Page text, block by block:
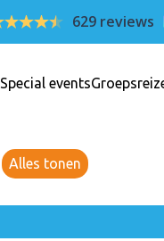
629 reviews
Special events
Alles tonen